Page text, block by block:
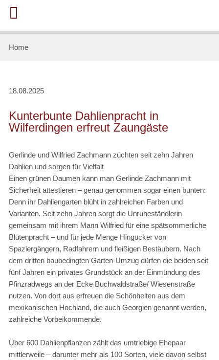
Home
18.08.2025
Kunterbunte Dahlienpracht in
Wilferdingen erfreut Zaungäste
Gerlinde und Wilfried Zachmann züchten seit zehn Jahren
Dahlien und sorgen für Vielfalt
Einen grünen Daumen kann man Gerlinde Zachmann mit
Sicherheit attestieren – genau genommen sogar einen bunten:
Denn ihr Dahliengarten blüht in zahlreichen Farben und
Varianten. Seit zehn Jahren sorgt die Unruheständlerin
gemeinsam mit ihrem Mann Wilfried für eine spätsommerliche
Blütenpracht – und für jede Menge Hingucker von
Spaziergängern, Radfahrern und fleißigen Bestäubern. Nach
dem dritten baubedingten Garten-Umzug dürfen die beiden seit
fünf Jahren ein privates Grundstück an der Einmündung des
Pfinzradwegs an der Ecke Buchwaldstraße/ Wiesenstraße
nutzen. Von dort aus erfreuen die Schönheiten aus dem
mexikanischen Hochland, die auch Georgien genannt werden,
zahlreiche Vorbeikommende.
Über 600 Dahlienpflanzen zählt das umtriebige Ehepaar
mittlerweile – darunter mehr als 100 Sorten, viele davon selbst